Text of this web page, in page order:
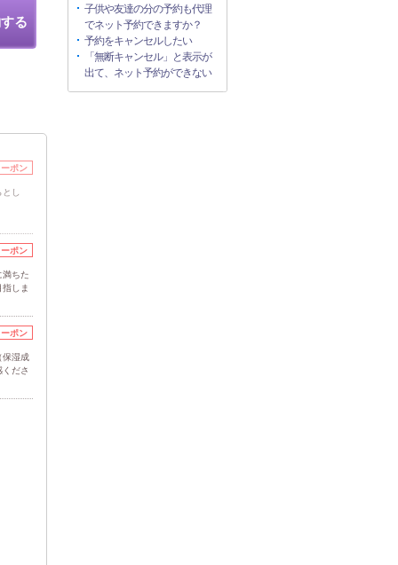
る
ポン
し
ポン
満ちた
しま
ポン
保湿成
ださ
子供や友達の分の予約も代理
でネット予約できますか？
予約をキャンセルしたい
「無断キャンセル」と表示が
出て、ネット予約ができない